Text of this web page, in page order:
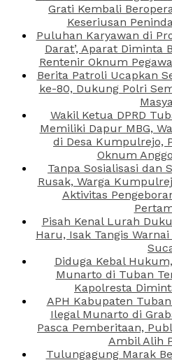
Grati Kembali
Keseriusan
Puluhan Karyawan di
Darat’, Aparat Diminta
Rentenir Oknum
Berita Patroli Ucapkan
ke-80, Dukung Polri
Wakil Ketua DPRD
Memiliki Dapur MBG,
di Desa Kumpulrejo,
Oknum
Tanpa Sosialisasi
Rusak, Warga
Aktivitas
Pisah Kenal Lurah
Haru, Isak Tangis
Diduga Kebal
Munarto di Tuban
Kapolresta
APH Kabupaten
Ilegal Munarto di
Pasca Pemberitaan,
Ambil Alih
Tulungagung Marak